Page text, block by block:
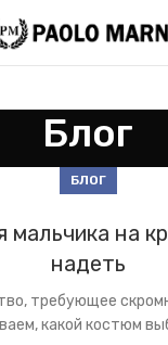
Блог
БЛОГ
мальчика на
надеть
требующее
какой костюм